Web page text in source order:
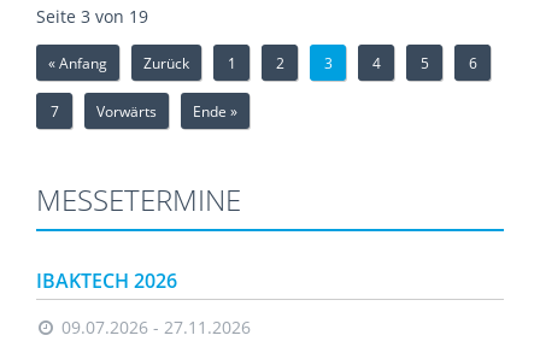
Seite 3 von 19
« Anfang Zurück 1 2 3 4 5 6
7 Vorwärts Ende »
MESSETERMINE
IBAKTECH 2026
09.07.2026 - 27.11.2026